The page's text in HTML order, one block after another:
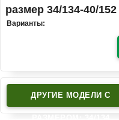
размер 34/134-40/
Варианты:
ДРУГИЕ МОДЕЛИ C